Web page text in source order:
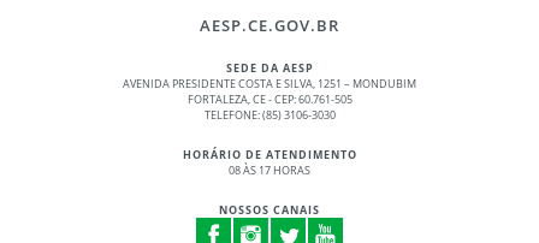
AESP.CE.GOV.BR
SEDE DA AESP
AVENIDA PRESIDENTE COSTA E SILVA, 1251 – MONDUBIM
FORTALEZA, CE - CEP: 60.761-505
TELEFONE: (85) 3106-3030
HORÁRIO DE ATENDIMENTO
08 ÀS 17 HORAS
NOSSOS CANAIS